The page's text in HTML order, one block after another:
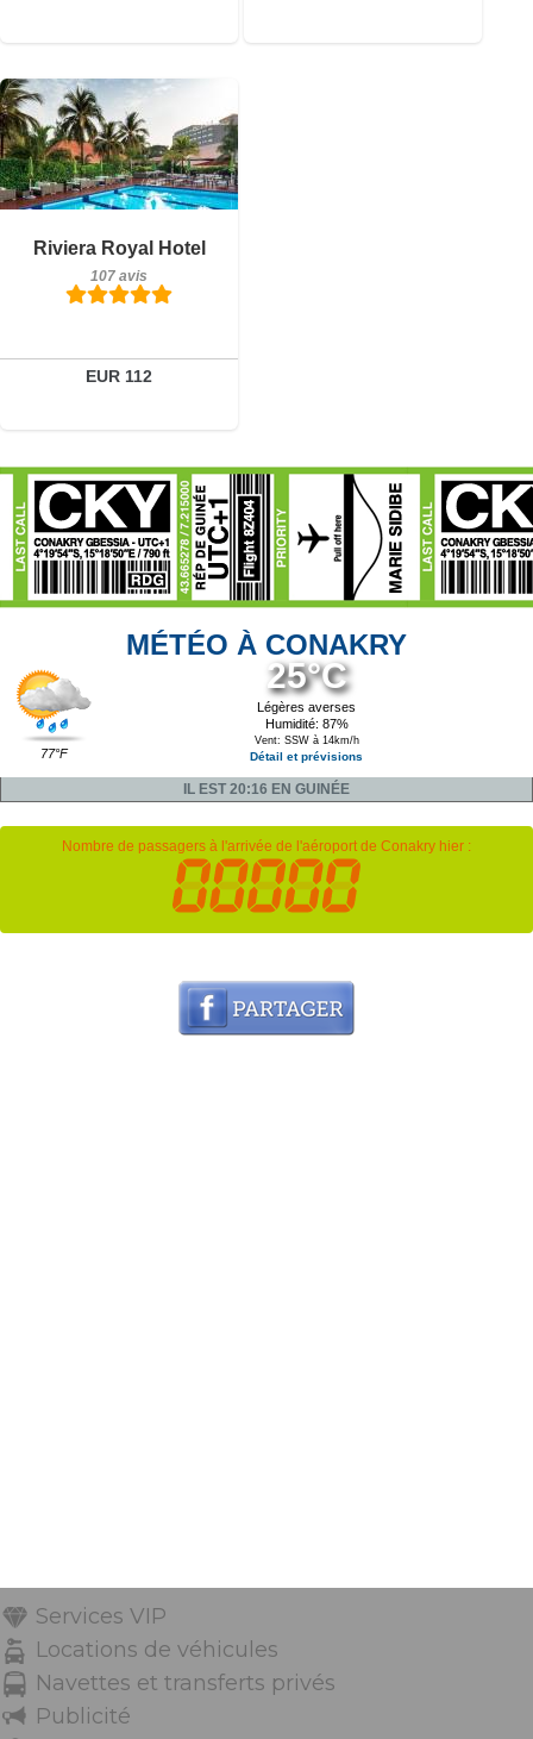
Riviera Royal Hotel
107 avis
EUR 112
107 avis
Réserver
MÉTÉO À CONAKRY
77°F
25°C
Légères averses
Humidité: 87%
Vent: SSW à 14km/h
Détail et prévisions
IL EST 20:16 EN GUINÉE
Nombre de passagers à l'arrivée de l'aéroport de Conakry hier :
Services VIP
Locations de véhicules
Navettes et transferts privés
Publicité